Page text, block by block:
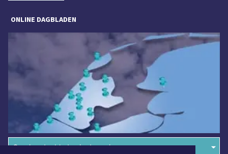
ONLINE DAGBLADEN
Overige dagbladen in de regio